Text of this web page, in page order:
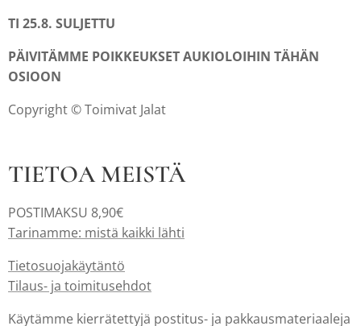
TI 25.8. SULJETTU
PÄIVITÄMME POIKKEUKSET AUKIOLOIHIN TÄHÄN
OSIOON
Copyright © Toimivat Jalat
TIETOA MEISTÄ
POSTIMAKSU 8,90€
Tarinamme: mistä kaikki lähti
Tietosuojakäytäntö
Tilaus- ja toimitusehdot
Käytämme kierrätettyjä postitus- ja pakkausmateriaaleja